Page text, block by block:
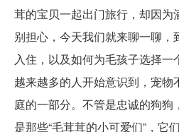
茸的宝贝一起出门旅行，却因为
别担心，今天我们就来聊一聊，
入住，以及如何为毛孩子选择一
越来越多的人开始意识到，宠物
庭的一部分。不管是忠诚的狗狗
是那些“毛茸茸的小可爱们”，它